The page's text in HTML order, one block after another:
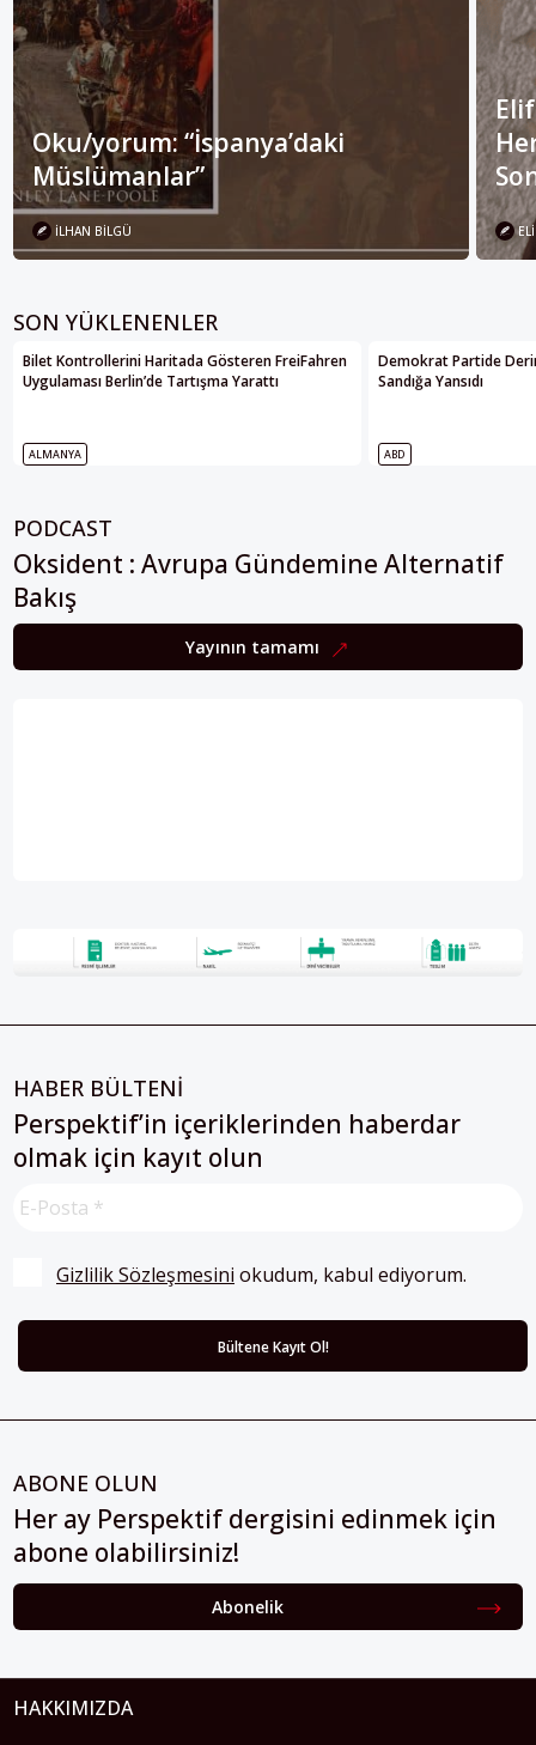
Oku/yorum: “İspanya’daki
Müslümanlar”
İLHAN BILGÜ
SON YÜKLENENLER
Bilet Kontrollerini Haritada Gösteren FreiFahren
Uygulaması Berlin’de Tartışma Yarattı
ALMANYA
Demokrat Partide
Sandığa Yansıdı
ABD
PODCAST
Oksident : Avrupa Gündemine Alternatif
Bakış
Yayının tamamı
HABER BÜLTENİ
Perspektif’in içeriklerinden haberdar
olmak için kayıt olun
Gizlilik Sözleşmesini okudum, kabul ediyorum.
ABONE OLUN
Her ay Perspektif dergisini edinmek için
abone olabilirsiniz!
Abonelik
HAKKIMIZDA